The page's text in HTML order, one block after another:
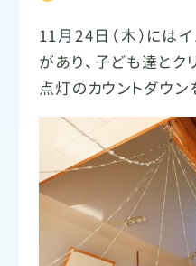
11月24日（木）には
があり、子ども達とク
点灯のカウントダウン